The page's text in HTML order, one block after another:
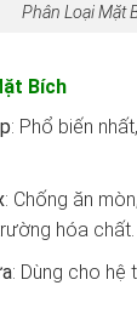
Phân Loại Mặt
Bích
: Phổ biến
: Chống ăn
hóa chất.
: Dùng cho hệ